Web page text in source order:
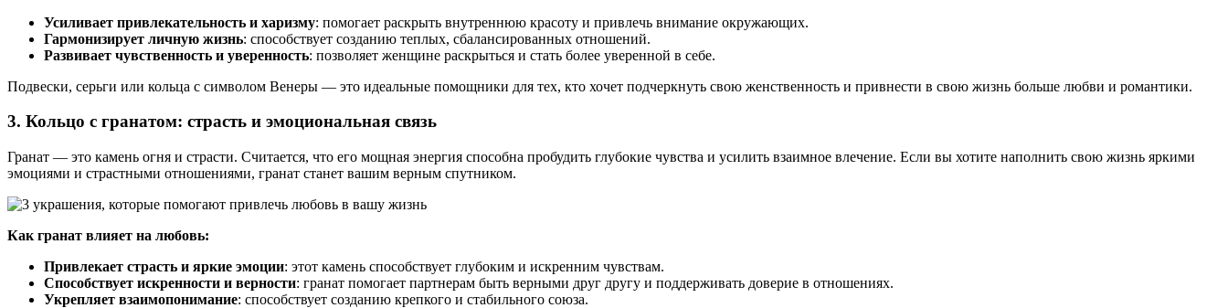
Усиливает привлекательность и харизму: помогает раскрыть внутреннюю красоту и привлечь внимание окружающих.
Гармонизирует личную жизнь: способствует созданию теплых, сбалансированных отношений.
Развивает чувственность и уверенность: позволяет женщине раскрыться и стать более уверенной в себе.
Подвески, серьги или кольца с символом Венеры — это идеальные помощники для тех, кто хочет подчеркнуть свою женственность и привнести в свою жизнь больше любви и романтики.
3. Кольцо с гранатом: страсть и эмоциональная связь
Гранат — это камень огня и страсти. Считается, что его мощная энергия способна пробудить глубокие чувства и усилить взаимное влечение. Если вы хотите наполнить свою жизнь яркими
эмоциями и страстными отношениями, гранат станет вашим верным спутником.
Как гранат влияет на любовь:
Привлекает страсть и яркие эмоции: этот камень способствует глубоким и искренним чувствам.
Способствует искренности и верности: гранат помогает партнерам быть верными друг другу и поддерживать доверие в отношениях.
Укрепляет взаимопонимание: способствует созданию крепкого и стабильного союза.